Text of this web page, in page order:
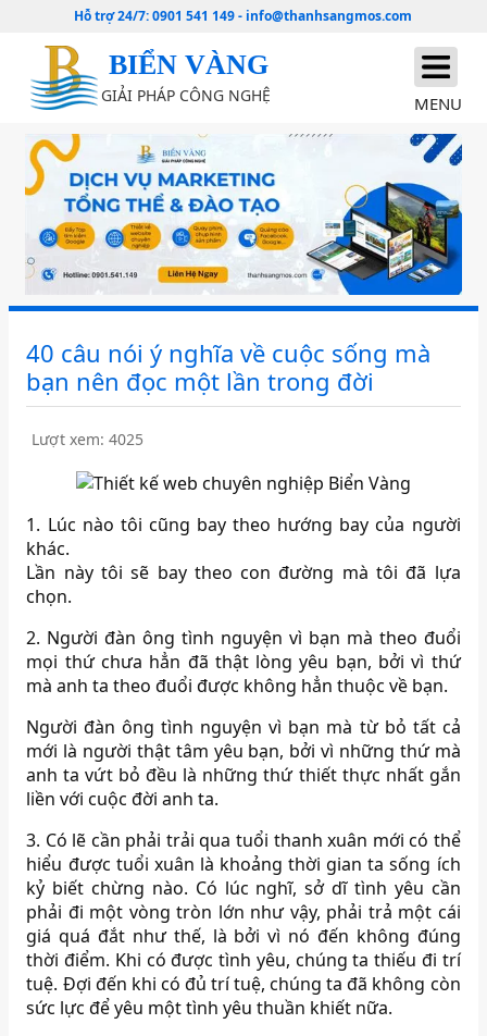
Hỗ trợ 24/7:0901 541 149- info@thanhsangmos.com
BIỂN VÀNG
GIẢI PHÁP CÔNG NGHỆ MENU
40 câu nói ý nghĩa về cuộc sống mà
bạn nên đọc một lần trong đời
Lượt xem: 4025
1. Lúc nào tôi cũng bay theo hướng bay của người
khác.
Lần này tôi sẽ bay theo con đường mà tôi đã lựa
chọn.
2. Người đàn ông tình nguyện vì bạn mà theo đuổi
mọi thứ chưa hẳn đã thật lòng yêu bạn, bởi vì thứ
mà anh ta theo đuổi được không hẳn thuộc về bạn.
Người đàn ông tình nguyện vì bạn mà từ bỏ tất cả
mới là người thật tâm yêu bạn, bởi vì những thứ mà
anh ta vứt bỏ đều là những thứ thiết thực nhất gắn
liền với cuộc đời anh ta.
3. Có lẽ cần phải trải qua tuổi thanh xuân mới có thể
hiểu được tuổi xuân là khoảng thời gian ta sống ích
kỷ biết chừng nào. Có lúc nghĩ, sở dĩ tình yêu cần
phải đi một vòng tròn lớn như vậy, phải trả một cái
giá quá đắt như thế, là bởi vì nó đến không đúng
thời điểm. Khi có được tình yêu, chúng ta thiếu đi trí
tuệ. Đợi đến khi có đủ trí tuệ, chúng ta đã không còn
sức lực để yêu một tình yêu thuần khiết nữa.